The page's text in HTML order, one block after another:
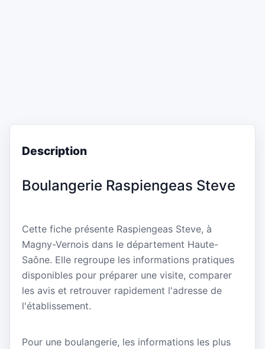
Description
Boulangerie Raspiengeas Steve
Cette fiche présente Raspiengeas Steve, à
Magny-Vernois dans le département Haute-
Saône. Elle regroupe les informations pratiques
disponibles pour préparer une visite, comparer
les avis et retrouver rapidement l'adresse de
l'établissement.
Pour une boulangerie, les informations les plus